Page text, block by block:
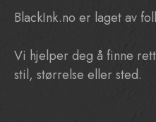
BlackInk.no er laget av
Vi hjelper deg å finne
stil, størrelse eller sted.